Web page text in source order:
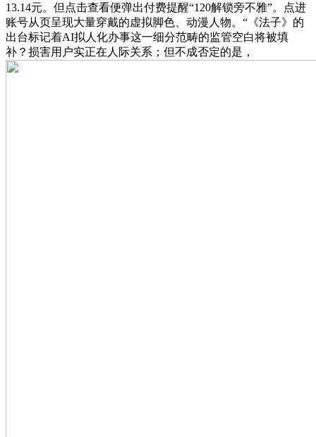
13.14元。但点击查看便弹出付费提醒“120解锁旁不雅”。点进
账号从页呈现大量穿戴的虚拟脚色、动漫人物。“《法子》的
出台标记着AI拟人化办事这一细分范畴的监管空白将被填
补？损害用户实正在人际关系；但不成否定的是，